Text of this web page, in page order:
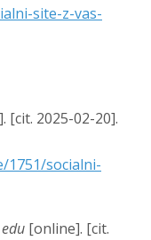
site-z-vas-
[cit. 2025-02-20].
1751/socialni-
edu [online]. [cit.